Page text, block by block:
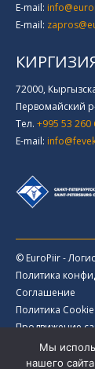
E-mail:
E-mail:
72000,
Первомайский
Тел. +995 53 260
E-mail:
© EuroPiir -
Политика
Соглашение
Политика Cookie
Продвижение
Мы
нашего